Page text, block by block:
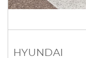
HYUNDAI